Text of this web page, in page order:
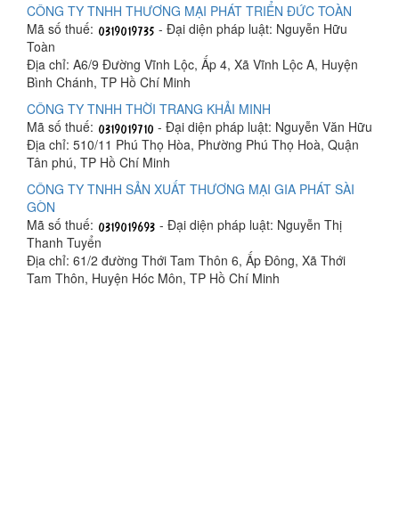
CÔNG TY TNHH THƯƠNG MẠI PHÁT TRIỂN ĐỨC TOÀN
Mã số thuế:
- Đại diện pháp luật: Nguyễn Hữu
Toàn
Địa chỉ: A6/9 Đường Vĩnh Lộc, Ấp 4, Xã Vĩnh Lộc A, Huyện
Bình Chánh, TP Hồ Chí Minh
CÔNG TY TNHH THỜI TRANG KHẢI MINH
Mã số thuế:
- Đại diện pháp luật: Nguyễn Văn Hữu
Địa chỉ: 510/11 Phú Thọ Hòa, Phường Phú Thọ Hoà, Quận
Tân phú, TP Hồ Chí Minh
CÔNG TY TNHH SẢN XUẤT THƯƠNG MẠI GIA PHÁT SÀI
GÒN
Mã số thuế:
- Đại diện pháp luật: Nguyễn Thị
Thanh Tuyển
Địa chỉ: 61/2 đường Thới Tam Thôn 6, Ấp Đông, Xã Thới
Tam Thôn, Huyện Hóc Môn, TP Hồ Chí Minh